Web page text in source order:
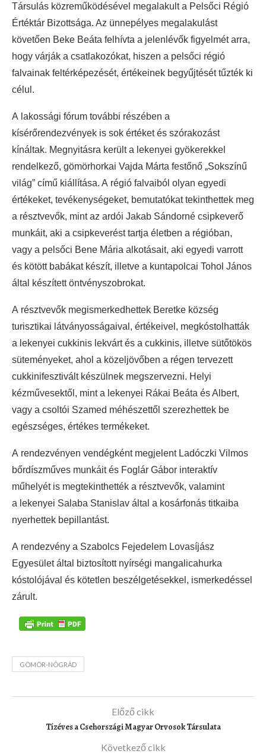
Társulás közreműködésével megalakult a Pelsőci Régió
Értéktár Bizottsága. Az ünnepélyes megalakulást
követően Beke Beáta felhívta a jelenlévők figyelmét arra,
hogy várják a csatlakozókat, hiszen a pelsőci régió
falvainak feltérképezését, értékeinek begyűjtését tűzték ki
célul.
A lakossági fórum további részében a
kísérőrendezvények is sok értéket és szórakozást
kínáltak. Megnyitásra került a lekenyei gyökerekkel
rendelkező, gömörhorkai Vajda Márta festőnő „Sokszínű
világ” című kiállítása. A régió falvaiból olyan egyedi
értékeket, tevékenységeket, bemutatókat tekinthettek meg
a résztvevők, mint az ardói Jakab Sándorné csipkeverő
munkáit, aki a csipkeverést tartja életben a régióban,
vagy a pelsőci Bene Mária alkotásait, aki egyedi varrott
és kötött babákat készít, illetve a kuntapolcai Tohol János
által készített öntvényszobrokat.
A résztvevők megismerkedhettek Beretke község
turisztikai látványosságaival, értékeivel, megkóstolhatták
a lekenyei cukkinis lekvárt és a cukkinis, illetve sütőtökös
süteményeket, ahol a közeljövőben a régen tervezett
cukkinifesztivált készülnek megszervezni. Helyi
kézművesektől, mint a lekenyei Rákai Beáta és Albert,
vagy a csoltói Szamed méhészettől szerezhettek be
egészséges, értékes termékeket.
A rendezvényen vendégként megjelent Ladóczki Vilmos
bőrdíszműves munkáit és Foglár Gábor interaktív
műhelyét is megtekinthették a résztvevők, valamint
a lekenyei Salaba Stanislav által a kosárfonás titkaiba
nyerhettek bepillantást.
A rendezvény a Szabolcs Fejedelem Lovasíjász
Egyesület által biztosított nyírségi mangalicahurka
kóstolójával és kötetlen beszélgetésekkel, ismerkedéssel
zárult.
GÖMÖR-NÓGRÁD
Előző cikk
Tízéves a Csehországi Magyar Orvosok Társulata
Következő cikk